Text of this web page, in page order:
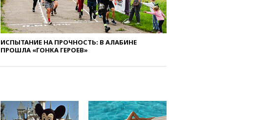
вчера, 20:45Матвиенко:
россиянам могут
рекомендовать не посещать
вчера, 20:35
олимпиады для поступления в
вузы
ИСПЫТАНИЕ НА ПРОЧНОСТЬ: В АЛАБИНЕ
ПРОШЛА «ГОНКА ГЕРОЕВ»